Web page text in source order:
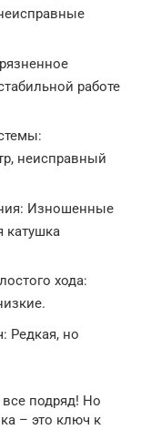
работе
неисправный
Изношенные
катушка
хода:
Редкая, но
подряд! Но
– это ключ к